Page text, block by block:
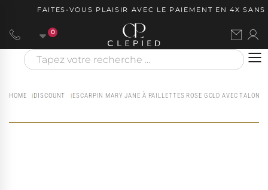
FAITES-VOUS PLAISIR AVEC LE PAIEMENT EN 4X SANS
0
HOME DISCOUNT